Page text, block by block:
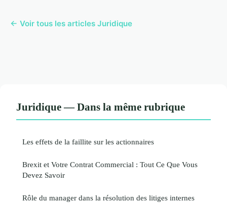
← Voir tous les articles Juridique
Juridique — Dans la même rubrique
Les effets de la faillite sur les actionnaires
Brexit et Votre Contrat Commercial : Tout Ce Que Vous
Devez Savoir
Rôle du manager dans la résolution des litiges internes